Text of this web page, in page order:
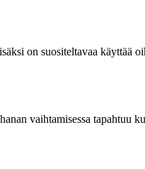
on suositeltavaa käyttää
vaihtamisessa tapahtuu